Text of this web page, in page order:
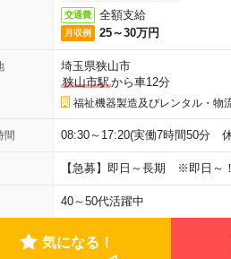
交通費 全額支給
月収例 25～30万円
埼玉県狭山市
狭山市駅から車12分
福祉機器製造及びレンタル・物
間 08:30～17:20(実働7時間50分
【急募】即日～長期 ※即日～！
40～50代活躍中
気になる！